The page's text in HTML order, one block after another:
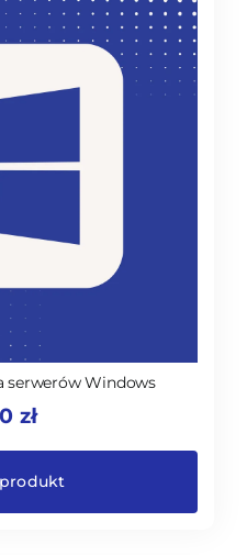
serwerów Windows
złZakres
od
200,00 zł